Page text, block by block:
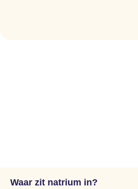
Waar zit natrium in?